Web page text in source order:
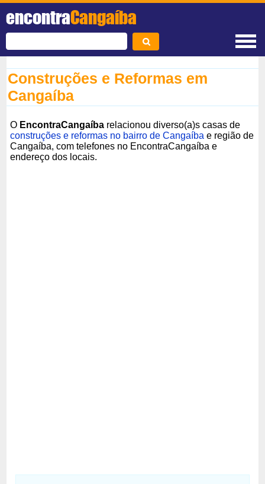
encontraCangaíba
Construções e Reformas em
Cangaíba
O EncontraCangaíba relacionou diverso(a)s casas de
construções e reformas no bairro de Cangaíba e região de
Cangaíba, com telefones no EncontraCangaíba e
endereço dos locais.